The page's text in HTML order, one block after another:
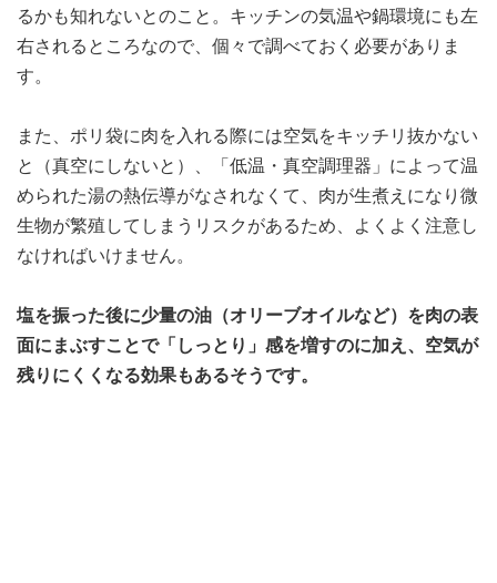
るかも知れないとのこと。キッチンの気温や鍋環境にも左
右されるところなので、個々で調べておく必要がありま
す。
また、ポリ袋に肉を入れる際には空気をキッチリ抜かない
と（真空にしないと）、「低温・真空調理器」によって温
められた湯の熱伝導がなされなくて、肉が生煮えになり微
生物が繁殖してしまうリスクがあるため、よくよく注意し
なければいけません。
塩を振った後に少量の油（オリーブオイルなど）を肉の表
面にまぶすことで「しっとり」感を増すのに加え、空気が
残りにくくなる効果もあるそうです。